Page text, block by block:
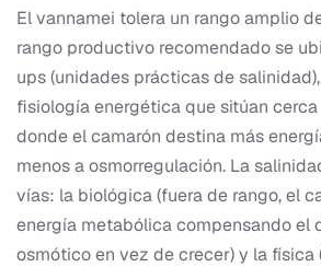
El vannamei tolera un rango amplio
rango productivo recomendado se
ups (unidades prácticas de
fisiología energética que sitúan
donde el camarón destina más
menos a osmorregulación. La
vías: la biológica (fuera de rango, el
energía metabólica compensando el
osmótico en vez de crecer) y la física